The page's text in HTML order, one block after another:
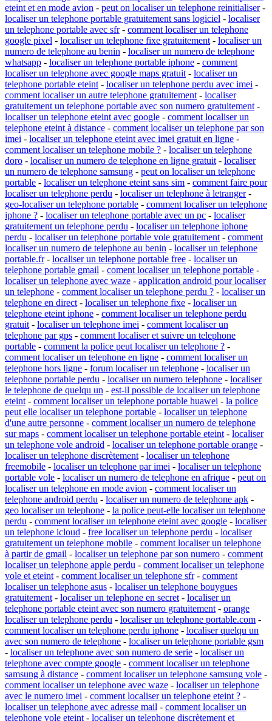
eteint et en mode avion - peut on localiser un telephone reinitialiser-
localiser un telephone portable gratuitement sans logiciel - localiser
un telephone portable avec sfr- comment localiser un telephone
google pixel - localiser un telephone fixe gratuitement - localiser un
numero de telephone au benin - localiser un numero de telephone
whatsapp - localiser un telephone portable iphone - comment
localiser un telephone avec google maps gratuit - localiser un
telephone portable eteint - localiser un telephone perdu avec imei -
comment localiser un autre telephone gratuitement - localiser
gratuitement un telephone portable avec son numero gratuitement -
localiser un telephone eteint avec google - comment localiser un
telephone eteint à distance - comment localiser un telephone par son
imei - localiser un telephone eteint avec imei gratuit en ligne -
comment localiser un telephone mobile ? - localiser un telephone
doro - localiser un numero de telephone en ligne gratuit - localiser
un numero de telephone samsung - peut on localiser un telephone
portable - localiser un telephone eteint sans sim - comment faire pour
localiser un telephone perdu - localiser un telephone à letranger-
geo-localiser un telephone portable - comment localiser un telephone
iphone ? - localiser un telephone portable avec un pc - localiser
gratuitement un telephone perdu - localiser un telephone iphone
perdu - localiser un telephone portable vole gratuitement - comment
localiser un numero de telephone au benin - localiser un telephone
portable.fr- localiser un telephone portable free - localiser un
telephone portable gmail - coment localiser un telephone portable -
localiser un telephone avec waze - application android pour localiser
un telephone - comment localiser un telephone perdu ? - localiser un
telephone en direct - localiser un telephone fixe - localiser un
telephone eteint iphone - comment localiser un telephone perdu
gratuit - localiser un telephone imei - comment localiser un
telephone par gps - comment localiser et suivre un telephone
portable - comment la police peut localiser un telephone ? -
comment localiser un telephone en ligne - comment localiser un
telephone hors ligne - forum localiser un telephone - localiser un
telephone portable perdu - localiser un numero telephone - localiser
le telephone de quelqu un - est-il possible de localiser un telephone
eteint - comment localiser un telephone portable huawei - la police
peut elle localiser un telephone portable - localiser un telephone
d'une autre personne - comment localiser un numero de telephone
sur maps - comment localiser un telephone portable eteint - localiser
un telephone vole android - localiser un telephone portable orange -
localiser un telephone discrètement - localiser un telephone
freemobile - localiser un telephone par imei - localiser un telephone
portable vole - localiser un numero de telephone en afrique - peut on
localiser un telephone en mode avion - comment localiser un
telephone android perdu - localiser un numero de telephone apk -
geo localiser un telephone - la police peut-elle localiser un telephone
perdu - comment localiser un telephone eteint avec google - localiser
un telephone icloud - free localiser un telephone perdu - localiser
gratuitement un telephone mobile - comment localiser un telephone
à partir de gmail - localiser un telephone par son numero - comment
localiser un telephone apple perdu - comment localiser un telephone
vole et eteint - comment localiser un telephone sfr- comment
localiser un telephone asus - localiser un telephone bouygues
gratuitement - localiser un telephone en secret - localiser un
telephone portable eteint avec son numero gratuitement - orange
localiser un telephone perdu - localiser un telephone portable.com -
comment localiser un telephone perdu iphone - localiser quelqu un
avec son numero de telephone - localiser un telephone portable gsm
- localiser un telephone avec son numero de serie - localiser un
telephone avec compte google - comment localiser un telephone
samsung à distance - comment localiser un telephone samsung vole -
comment localiser un telephone avec waze - localiser un telephone
avec le numero imei - comment localiser un telephone eteint ? -
localiser un telephone avec adresse mail - comment localiser un
telephone vole eteint - localiser un telephone discrètement et